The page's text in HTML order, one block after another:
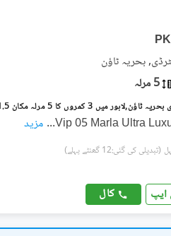
بحریہ ٹاؤن
5 مرلہ
Vip 05 Marla Ultra
... مزید
(تبدیلی کی گئی:12 گھنٹے پہلے)
کال